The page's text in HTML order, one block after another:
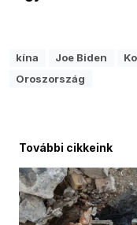
kína Joe Biden
Oroszország
További cikkeink